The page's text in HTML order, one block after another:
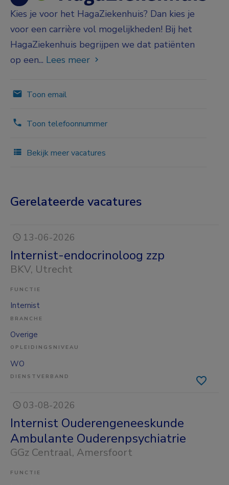
Kies je voor het HagaZiekenhuis? Dan kies je
voor een carrière vol mogelijkheden! Bij het
HagaZiekenhuis begrijpen we dat patiënten
op een... Lees meer
Toon email
Toon telefoonnummer
Bekijk meer vacatures
Gerelateerde vacatures
13-06-2026
Internist-endocrinoloog zzp
BKV, Utrecht
FUNCTIE
Internist
BRANCHE
Overige
OPLEIDINGSNIVEAU
WO
DIENSTVERBAND
03-08-2026
Internist Ouderengeneeskunde
Ambulante Ouderenpsychiatrie
GGz Centraal, Amersfoort
FUNCTIE